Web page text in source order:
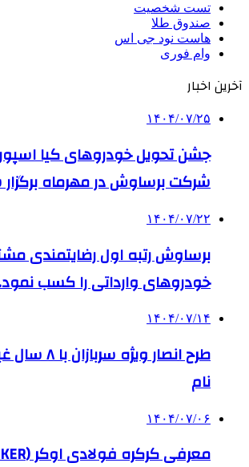
تست شخصیت
صندوق طلا
هاست نود جی اس
وام فوری
آخرین اخبار
۱۴۰۴/۰۷/۲۵
جشن تحویل خودروهای کیا
شرکت برساوش در مهرماه
۱۴۰۴/۰۷/۲۲
برساوش رتبه اول رضایتمندی
خودروهای وارداتی را کسب
۱۴۰۴/۰۷/۱۴
طرح انصار
نام
۱۴۰۴/۰۷/۰۶